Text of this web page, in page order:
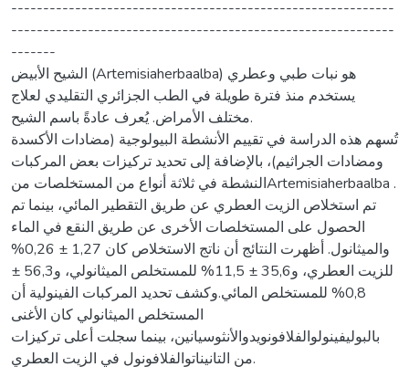
------------------------------------------------------------
------------------------------------------------------------
-------
الشيح الأبيض (Artemisiaherbaalba) هو نبات طبي وعطري
يستخدم منذ فترة طويلة في الطب الجزائري التقليدي لعلاج
مختلف الأمراض. يُعرف عادةً باسم الشيح.
تُسهم هذه الدراسة في تقييم الأنشطة البيولوجية (مضادات الأكسدة
ومضادات الجراثيم)، بالإضافة إلى تحديد تركيزات بعض المركبات
النشطة في ثلاثة أنواع من المستخلصات منArtemisiaherbaalba .
تم استخلاص الزيت العطري عن طريق التقطير المائي، بينما تم
الحصول على المستخلصات الأخرى عن طريق النقع في الماء
والميثانول. أظهرت النتائج أن ناتج الاستخلاص كان 1,27 ± 0,26%
للزيت العطري، و35,6 ± 11,5% للمستخلص الميثانولي، و56,3 ±
0,8% للمستخلص المائي.وكشف تحديد المركبات الفينولية أن
المستخلص الميثانولي كان الأغنى
بالبوليفينولوالفلافونويدوالأنثوسيانين، بينما سجلت أعلى تركيزات
من التانيناتوالفلافونول في الزيت العطري.